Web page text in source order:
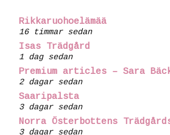
Rikkaruohoelämää
16 timmar sedan
Isas Trädgård
1 dag sedan
Premium articles – Sara
2 dagar sedan
Saaripalsta
3 dagar sedan
Norra Österbottens
3 dagar sedan